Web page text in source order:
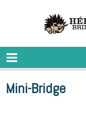
Mini-Bridge